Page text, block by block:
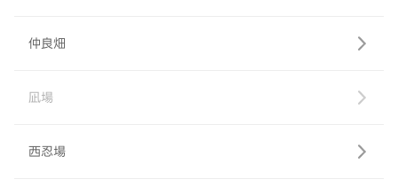
仲良畑
凪場
西忍場